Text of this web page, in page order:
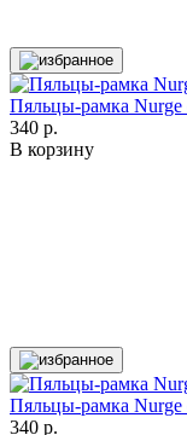
Пяльцы-рамка
340 р.
В корзину
Пяльцы-рамка
340 р.